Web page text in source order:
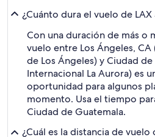
¿Cuánto dura el vuelo de LAX
Con una duración de más o
vuelo entre Los Ángeles,
de Los Ángeles) y Ciudad
Internacional La Aurora) es
oportunidad para algunos
momento. Usa el tiempo
Ciudad de Guatemala.
¿Cuál es la distancia de vuelo